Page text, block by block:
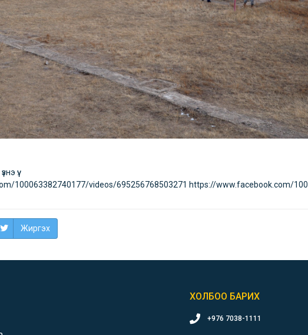
үү:
100063382740177/videos/695256768503271 https://www.facebook.com/
Жиргэх
ХОЛБОО БАРИХ
+976 7038-1111